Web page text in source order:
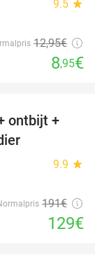
9.5 star
12,95€
8,95€
32%
ontbijt +
9.9 star
191€
129€